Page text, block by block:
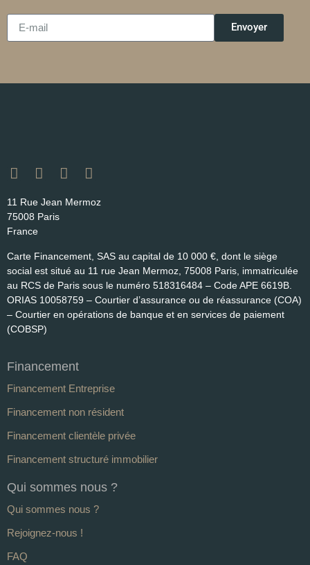
Envoyer
11 Rue Jean Mermoz
75008 Paris
France
Carte Financement, SAS au capital de 10 000 €, dont le siège
social est situé au 11 rue Jean Mermoz, 75008 Paris, immatriculée
au RCS de Paris sous le numéro 518316484 – Code APE 6619B.
ORIAS 10058759 – Courtier d’assurance ou de réassurance (COA)
– Courtier en opérations de banque et en services de paiement
(COBSP)
Financement
Financement Entreprise
Financement non résident
Financement clientèle privée
Financement structuré immobilier
Qui sommes nous ?
Qui sommes nous ?
Rejoignez-nous !
FAQ